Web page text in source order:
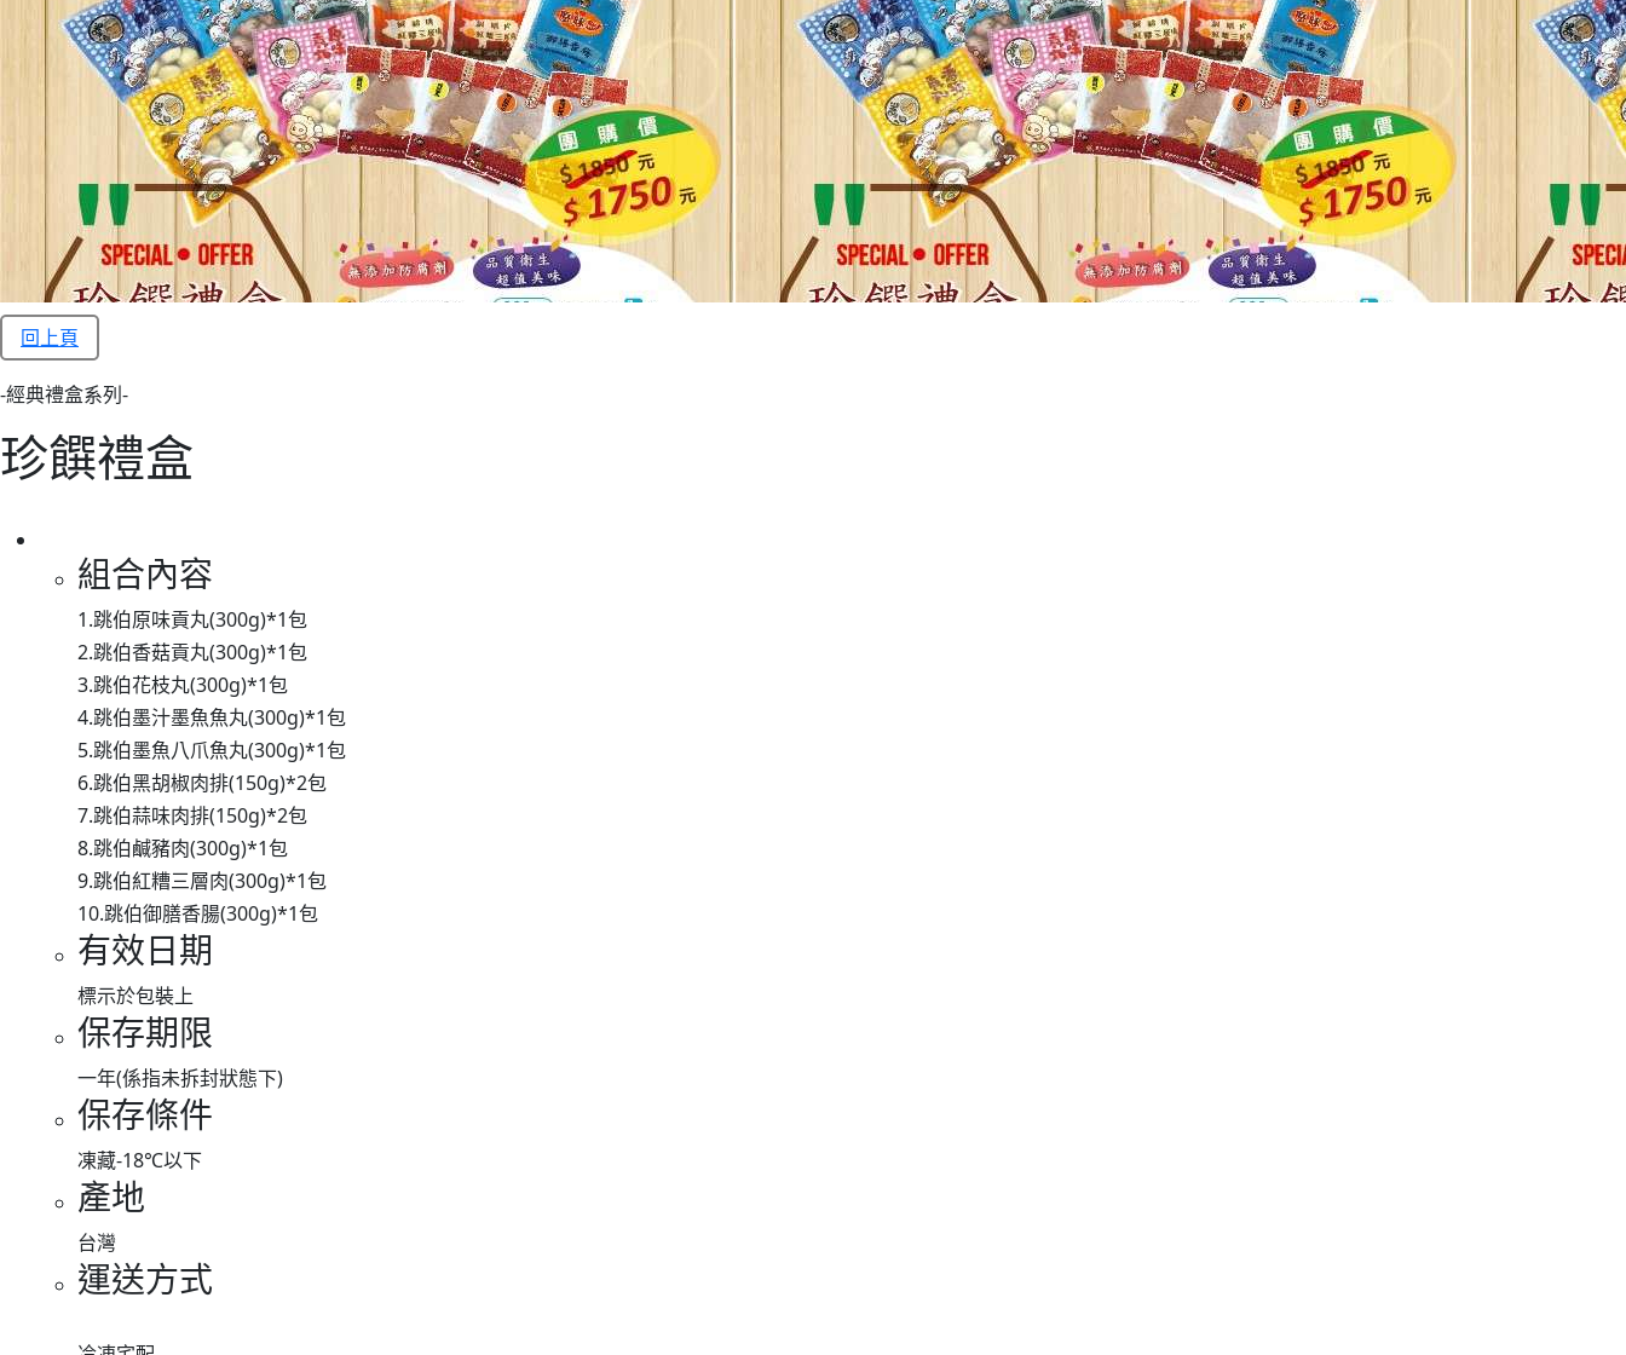
回上頁
-經典禮盒系列-
珍饌禮盒
組合內容
1.跳伯原味貢丸(300g)*1包
2.跳伯香菇貢丸(300g)*1包
3.跳伯花枝丸(300g)*1包
4.跳伯墨汁墨魚魚丸(300g)*1包
5.跳伯墨魚八爪魚丸(300g)*1包
6.跳伯黑胡椒肉排(150g)*2包
7.跳伯蒜味肉排(150g)*2包
8.跳伯鹹豬肉(300g)*1包
9.跳伯紅糟三層肉(300g)*1包
10.跳伯御膳香腸(300g)*1包
有效日期
標示於包裝上
保存期限
一年(係指未拆封狀態下)
保存條件
凍藏-18℃以下
產地
台灣
運送方式